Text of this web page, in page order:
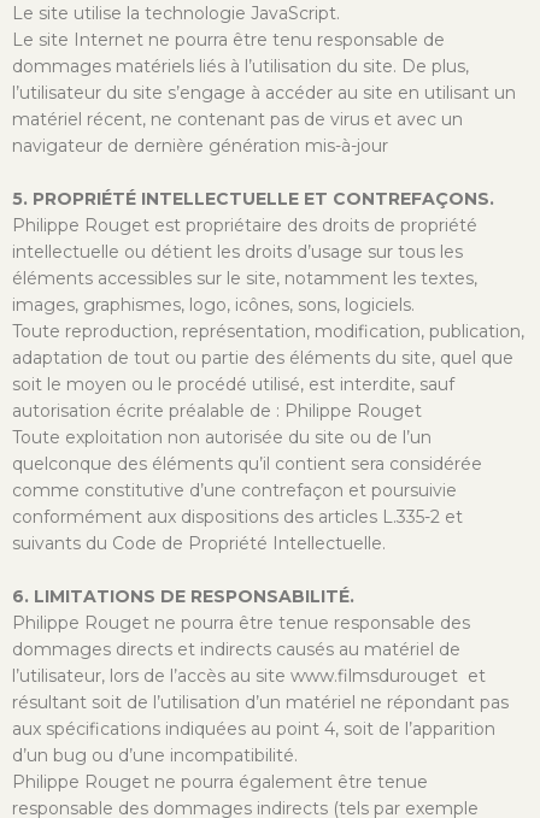
Le site utilise la technologie JavaScript.
Le site Internet ne pourra être tenu responsable de
dommages matériels liés à l’utilisation du site. De plus,
l’utilisateur du site s’engage à accéder au site en utilisant un
matériel récent, ne contenant pas de virus et avec un
navigateur de dernière génération mis-à-jour
5. PROPRIÉTÉ INTELLECTUELLE ET CONTREFAÇONS.
Philippe Rouget est propriétaire des droits de propriété
intellectuelle ou détient les droits d’usage sur tous les
éléments accessibles sur le site, notamment les textes,
images, graphismes, logo, icônes, sons, logiciels.
Toute reproduction, représentation, modification, publication,
adaptation de tout ou partie des éléments du site, quel que
soit le moyen ou le procédé utilisé, est interdite, sauf
autorisation écrite préalable de : Philippe Rouget
Toute exploitation non autorisée du site ou de l’un
quelconque des éléments qu’il contient sera considérée
comme constitutive d’une contrefaçon et poursuivie
conformément aux dispositions des articles L.335-2 et
suivants du Code de Propriété Intellectuelle.
6. LIMITATIONS DE RESPONSABILITÉ.
Philippe Rouget ne pourra être tenue responsable des
dommages directs et indirects causés au matériel de
l’utilisateur, lors de l’accès au site www.filmsdurouget et
résultant soit de l’utilisation d’un matériel ne répondant pas
aux spécifications indiquées au point 4, soit de l’apparition
d’un bug ou d’une incompatibilité.
Philippe Rouget ne pourra également être tenue
responsable des dommages indirects (tels par exemple